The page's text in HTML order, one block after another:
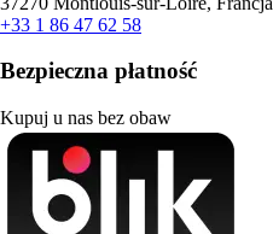
+33 1 86 47 62 58
Bezpieczna płatność
Kupuj u nas bez obaw